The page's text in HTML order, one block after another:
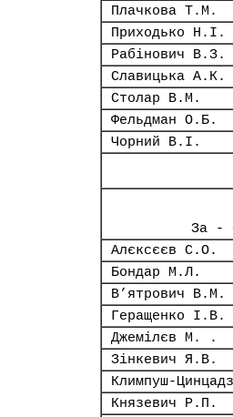
Плачкова Т.М.
Приходько Н.І.
Рабінович В.З.
Славицька А.К.
Столар В.М.
Фельдман О.Б.
Чорний В.І.
За -
Алєксєєв С.О.
Бондар М.Л.
В’ятрович В.М.
Геращенко І.В.
Джемілєв М. .
Зінкевич Я.В.
Климпуш-
Князевич Р.П.